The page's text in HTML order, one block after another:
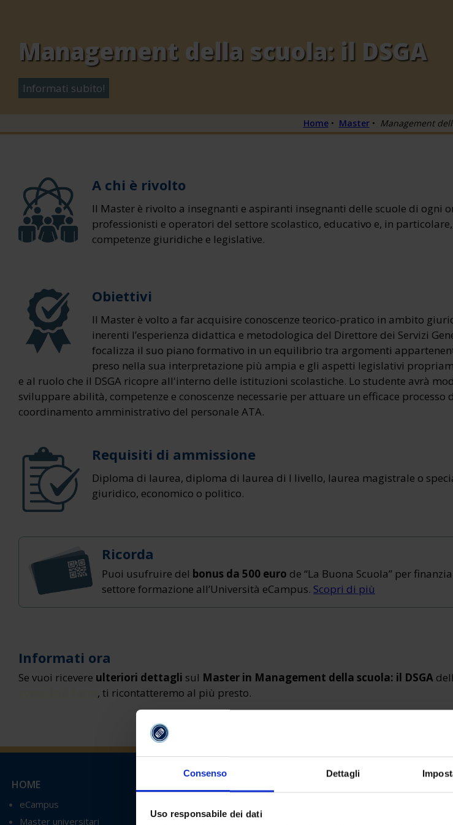
Consenso Dettagli
Uso responsabile dei dati
Management della scuola: il DSGA
Informati subito!
Home• Master• Management
A chi è rivolto
Il Master è rivolto a insegnanti e aspiranti insegnanti delle scuole di ogni
professionisti e operatori del settore scolastico, educativo e, in
competenze giuridiche e legislative.
Obiettivi
Il Master è volto a far acquisire conoscenze teorico-pratico in ambito
inerenti l’esperienza didattica e metodologica del Direttore dei Servizi
focalizza il suo piano formativo in un equilibrio tra argomenti
preso nella sua interpretazione più ampia e gli aspetti legislativi
e al ruolo che il DSGA ricopre all'interno delle istituzioni scolastiche. Lo studente avrà
sviluppare abilità, competenze e conoscenze necessarie per attuare un efficace processo
coordinamento amministrativo del personale ATA.
Requisiti di ammissione
Diploma di laurea, diploma di laurea di I livello, laurea magistrale o
giuridico, economico o politico.
Ricorda
Puoi usufruire del bonus da 500 euro de “La Buona Scuola” per
settore formazione all’Università eCampus. Scopri di più
Informati ora
Se vuoi ricevere ulteriori dettagli sul Master in Management della scuola: il DSGA
, ti ricontatteremo al più presto.
HOME
eCampus
Master universitari